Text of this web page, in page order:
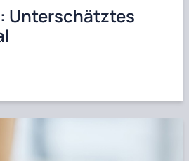
Unterschätztes